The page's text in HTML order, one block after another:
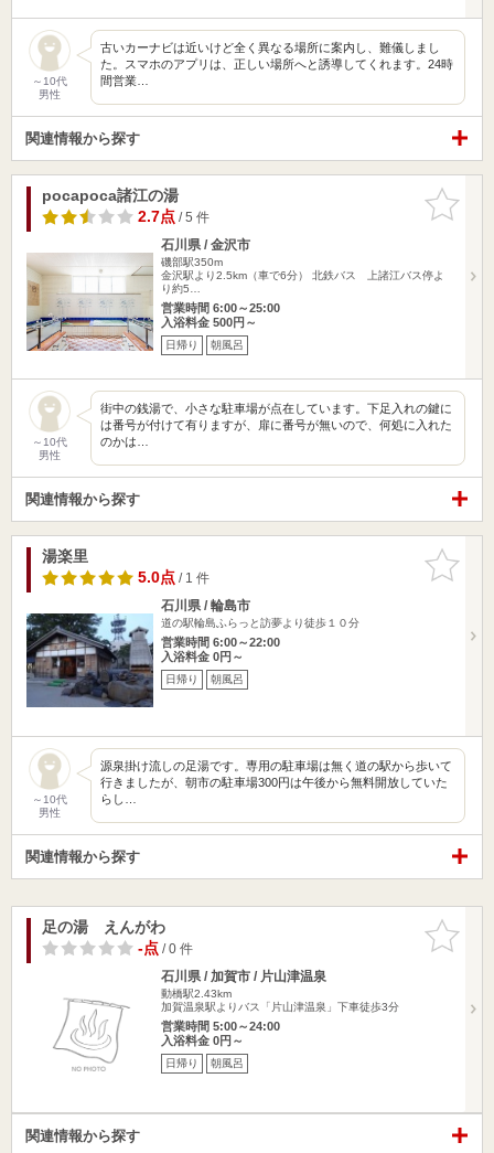
～10代
男性
古いカーナビは近いけど全く異なる場所に案内し、難儀しまし
た。スマホのアプリは、正しい場所へと誘導してくれます。24時
間営業…
関連情報から探す
お気に入
りに追加
pocapoca諸江の湯
2.7点/ 5 件
石川県 / 金沢市
磯部駅350m
金沢駅より2.5km（車で6分） 北鉄バス 上諸江バス停よ
り約5…
営業時間 6:00～25:00
入浴料金 500円～
日帰り 朝風呂
～10代
男性
街中の銭湯で、小さな駐車場が点在しています。下足入れの鍵に
は番号が付けて有りますが、扉に番号が無いので、何処に入れた
のかは…
関連情報から探す
お気に入
りに追加
湯楽里
5.0点/ 1 件
石川県 / 輪島市
道の駅輪島ふらっと訪夢より徒歩１０分
営業時間 6:00～22:00
入浴料金 0円～
日帰り 朝風呂
～10代
男性
源泉掛け流しの足湯です。専用の駐車場は無く道の駅から歩いて
行きましたが、朝市の駐車場300円は午後から無料開放していた
らし…
関連情報から探す
お気に入
りに追加
足の湯 えんがわ
-点/ 0 件
石川県 / 加賀市 / 片山津温泉
動橋駅2.43km
加賀温泉駅よりバス「片山津温泉」下車徒歩3分
営業時間 5:00～24:00
入浴料金 0円～
日帰り 朝風呂
関連情報から探す